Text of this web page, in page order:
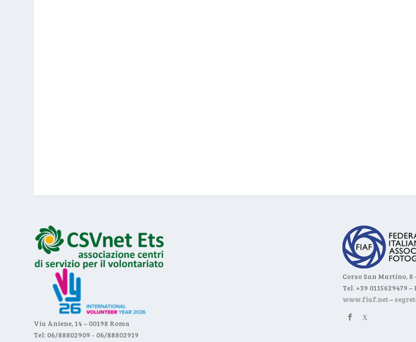
Via Aniene, 14 – 00198 Roma
Tel: 06/88802909 - 06/88802919
Corso San Martino, 8
Tel. +39 0115629479 –
www.fiaf.net–